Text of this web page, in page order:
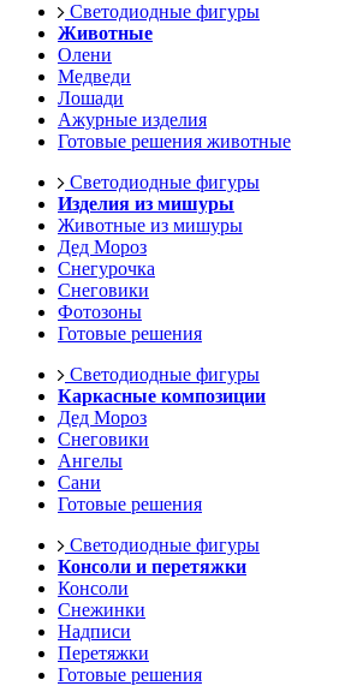
Светодиодные фигуры
Животные
Олени
Медведи
Лошади
Ажурные изделия
Готовые решения животные
Светодиодные фигуры
Изделия из мишуры
Животные из мишуры
Дед Мороз
Снегурочка
Снеговики
Фотозоны
Готовые решения
Светодиодные фигуры
Каркасные композиции
Дед Мороз
Снеговики
Ангелы
Сани
Готовые решения
Светодиодные фигуры
Консоли и перетяжки
Консоли
Снежинки
Надписи
Перетяжки
Готовые решения